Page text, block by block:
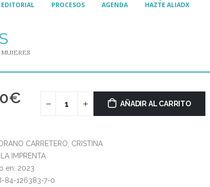
EDITORIAL PROCESOS AGENDA HAZTE ALIADX
€ AÑADIR AL CARRITO
CARRETERO, CRISTINA
IMPRENTA
en: 2023
84-126383-7-0